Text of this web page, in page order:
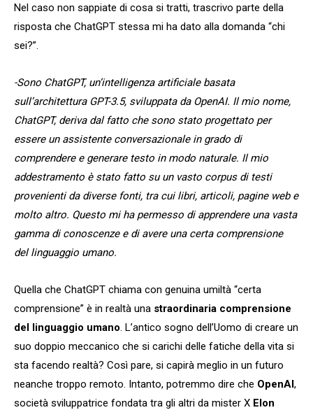
Nel caso non sappiate di cosa si tratti, trascrivo parte della
risposta che ChatGPT stessa mi ha dato alla domanda “chi
sei?”.
-Sono ChatGPT, un’intelligenza artificiale basata
sull’architettura GPT-3.5, sviluppata da OpenAI. Il mio nome,
ChatGPT, deriva dal fatto che sono stato progettato per
essere un assistente conversazionale in grado di
comprendere e generare testo in modo naturale. Il mio
addestramento è stato fatto su un vasto corpus di testi
provenienti da diverse fonti, tra cui libri, articoli, pagine web e
molto altro. Questo mi ha permesso di apprendere una vasta
gamma di conoscenze e di avere una certa comprensione
del linguaggio umano.
Quella che ChatGPT chiama con genuina umiltà “certa
comprensione” è in realtà una straordinaria comprensione
del linguaggio umano . L’antico sogno dell’Uomo di creare un
suo doppio meccanico che si carichi delle fatiche della vita si
sta facendo realtà? Così pare, si capirà meglio in un futuro
neanche troppo remoto. Intanto, potremmo dire che OpenAI,
società sviluppatrice fondata tra gli altri da mister X Elon